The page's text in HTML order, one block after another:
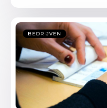
BEDRIJVEN